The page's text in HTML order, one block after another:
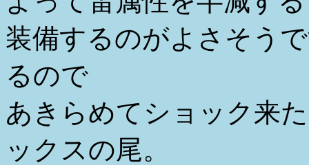
装備するのがよさそう
るので
あきらめてショック来
ックスの尾。